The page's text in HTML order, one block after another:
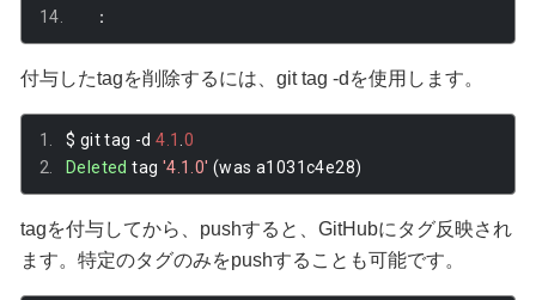
：
付与したtagを削除するには、git tag -dを使用します。
$ git tag -d 4.1 0
Deleted tag '4.1.0' (was a1031c4e28)
tagを付与してから、pushすると、GitHubにタグ反映され
ます。特定のタグのみをpushすることも可能です。